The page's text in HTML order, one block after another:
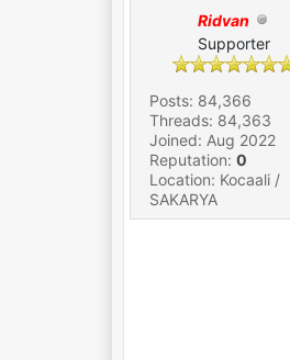
Ridvan
Supporter
Posts: 84,366
Threads: 84,363
Joined: Aug 2022
Reputation:0
Location: Kocaali /
SAKARYA